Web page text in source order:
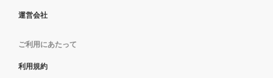
運営会社
ご利用にあたって
利用規約